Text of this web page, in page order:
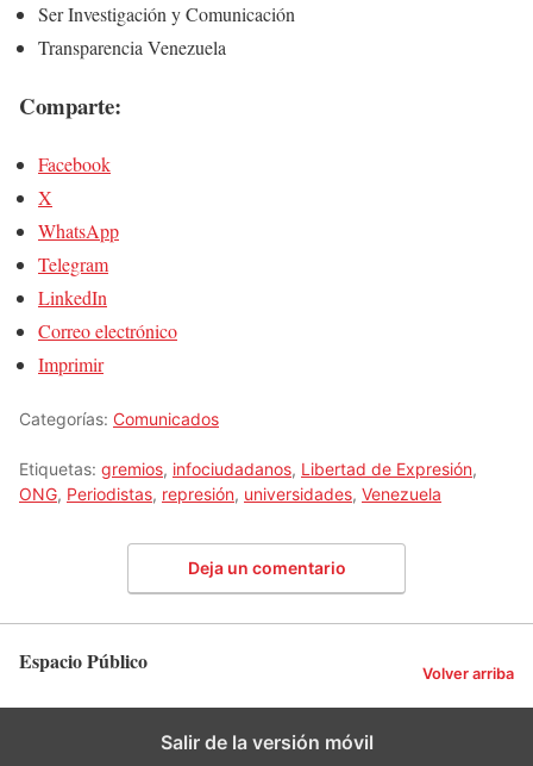
Ser Investigación y Comunicación
Transparencia Venezuela
Comparte:
Facebook
X
WhatsApp
Telegram
LinkedIn
Correo electrónico
Imprimir
Categorías: Comunicados
Etiquetas: gremios, infociudadanos, Libertad de Expresión,
ONG, Periodistas, represión, universidades, Venezuela
Deja un comentario
Espacio Público Volver arriba
Salir de la versión móvil